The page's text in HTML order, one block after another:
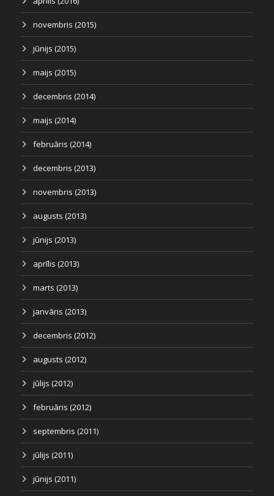
novembris (2015)
jūnijs (2015)
maijs (2015)
decembris (2014)
maijs (2014)
februāris (2014)
decembris (2013)
novembris (2013)
augusts (2013)
jūnijs (2013)
aprīlis (2013)
marts (2013)
janvāris (2013)
decembris (2012)
augusts (2012)
jūlijs (2012)
februāris (2012)
septembris (2011)
jūlijs (2011)
jūnijs (2011)